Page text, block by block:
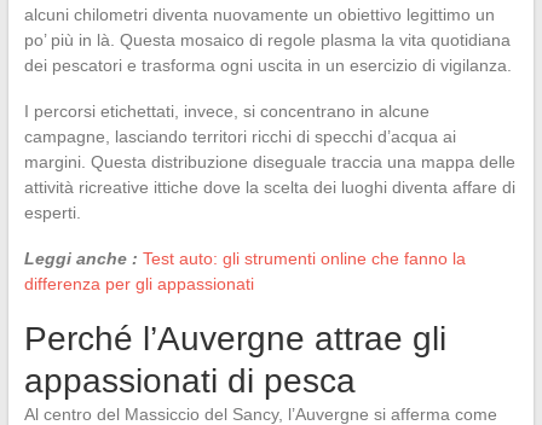
alcuni chilometri diventa nuovamente un obiettivo legittimo un
po’ più in là. Questa mosaico di regole plasma la vita quotidiana
dei pescatori e trasforma ogni uscita in un esercizio di vigilanza.
I percorsi etichettati, invece, si concentrano in alcune
campagne, lasciando territori ricchi di specchi d’acqua ai
margini. Questa distribuzione diseguale traccia una mappa delle
attività ricreative ittiche dove la scelta dei luoghi diventa affare di
esperti.
Leggi anche : Test auto: gli strumenti online che fanno la
differenza per gli appassionati
Perché l’Auvergne attrae gli
appassionati di pesca
Al centro del Massiccio del Sancy, l’Auvergne si afferma come